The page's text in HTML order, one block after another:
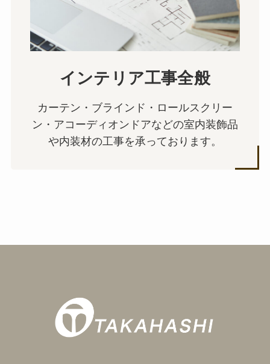
インテリア工事全般
カーテン・ブラインド・ロールスクリー
ン・アコーディオンドアなどの室内装飾品
や内装材の工事を承っております。